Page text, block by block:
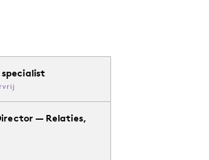
— Relaties,